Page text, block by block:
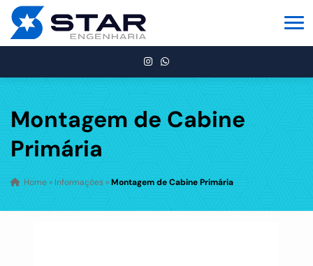
Montagem de Cabine
Primária
Home » Informações »Montagem de Cabine Primária